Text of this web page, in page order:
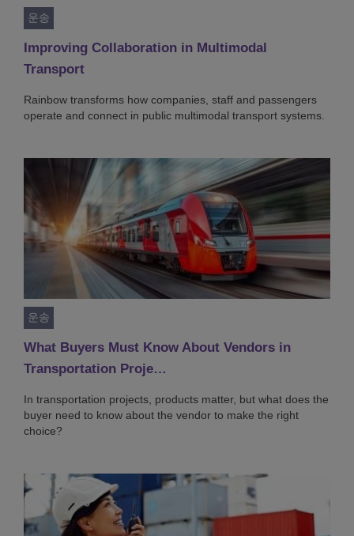
운송
Improving Collaboration in Multimodal
Transport
Rainbow transforms how companies, staff and passengers
operate and connect in public multimodal transport systems.
운송
What Buyers Must Know About Vendors in
Transportation Proje…
In transportation projects, products matter, but what does the
buyer need to know about the vendor to make the right
choice?